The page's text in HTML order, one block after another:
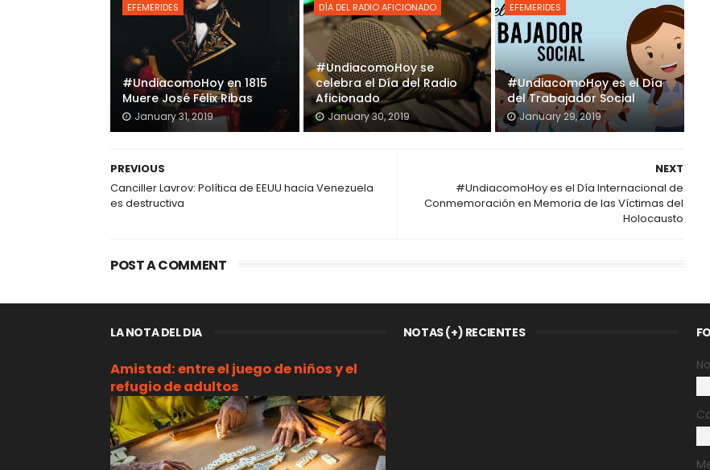
EFEMERIDES
#UndiacomoHoy en 1815
Muere José Félix Ribas
January 31, 2019
DÍA DEL RADIO AFICIONADO
#UndiacomoHoy se
celebra el Día del Radio
Aficionado
January 30, 2019
EFEMERIDES
#UndiacomoHoy es el Día
del Trabajador Social
January 29, 2019
NEXT
#UndiacomoHoy es el Día Internacional de
Conmemoración en Memoria de las Víctimas del
Holocausto
PREVIOUS
Canciller Lavrov: Política de EEUU hacia Venezuela
es destructiva
POST A COMMENT
LA NOTA DEL DIA
Amistad: entre el juego de niños y el
refugio de adultos
NOTAS (+) RECIENTES